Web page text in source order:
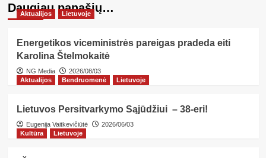
Daugiau panašių…
Aktualijos Lietuvoje
Energetikos viceministrės pareigas pradeda eiti
Karolina Štelmokaitė
NG Media
2026/08/03
Aktualijos
Bendruomenė Lietuvoje
Lietuvos Persitvarkymo Sąjūdžiui – 38-eri!
Eugenija Vaitkevičiūtė
2026/06/03
Kultūra
Lietuvoje